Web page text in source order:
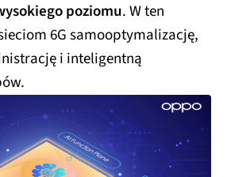
poziomu. W ten
6G samooptymalizację,
i inteligentną